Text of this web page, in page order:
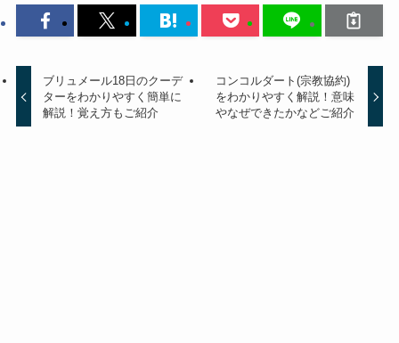
ブリュメール18日のクーデ
ターをわかりやすく簡単に
解説！覚え方もご紹介
コンコルダート(宗教協約)
をわかりやすく解説！意味
やなぜできたかなどご紹介